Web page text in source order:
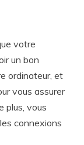
votre
un bon
ordinateur, et
vous assurer
plus, vous
connexions